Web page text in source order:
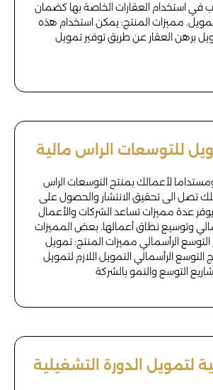
في استخدام العقارات الخاصة بها كضمان
مميزات المنتج: يمكن استخدام هذه
برهن العقار عن طريق توفير تمويل
للتوسعات الراس مالية
ومستداما لأعمالك بمنتج التوسعات الراس
تصل الى تحقيق الانتشار والحصول على
عدة مميزات تساعد الشركات والأعمال
وتوسيع نطاق أعمالها. بعض المميزات
التوسع الرأسمالي مميزات المنتج: تمويل
التوسع الرأسمالي التمويل اللازم لتمويل
التوسع والنمو بالشركة
لتمويل الدورة التشغيلية